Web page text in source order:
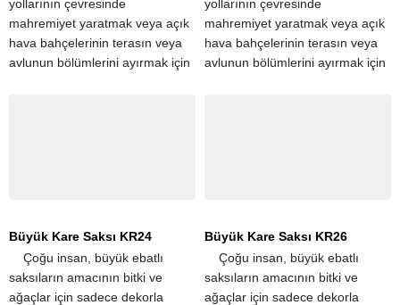
yollarının çevresinde
mahremiyet yaratmak veya açık
hava bahçelerinin terasın veya
avlunun bölümlerini ayırmak için
yollarının çevresinde
mahremiyet yaratmak veya açık
hava bahçelerinin terasın veya
avlunun bölümlerini ayırmak için
Büyük Kare Saksı KR24
​ ​ ​ ​ Çoğu insan, büyük ebatlı
saksıların amacının bitki ve
ağaçlar için sadece dekorla
Büyük Kare Saksı KR26
​ ​ ​ ​ Çoğu insan, büyük ebatlı
saksıların amacının bitki ve
ağaçlar için sadece dekorla